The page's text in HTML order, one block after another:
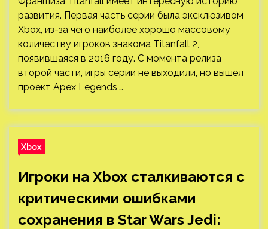
развития. Первая часть серии была эксклюзивом
Xbox, из-за чего наиболее хорошо массовому
количеству игроков знакома Titanfall 2,
появившаяся в 2016 году. С момента релиза
второй части, игры серии не выходили, но вышел
проект Apex Legends,…
Xbox
Игроки на Xbox сталкиваются с
критическими ошибками
сохранения в Star Wars Jedi: